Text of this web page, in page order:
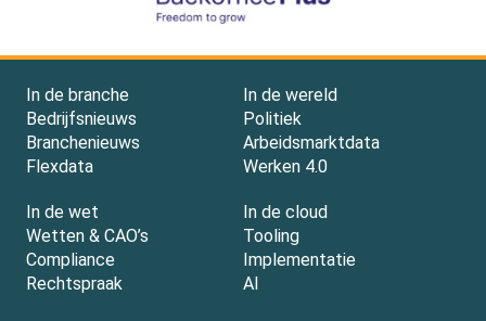
In de branche
Bedrijfsnieuws
Branchenieuws
Flexdata
In de wereld
Politiek
Arbeidsmarktdata
Werken 4.0
In de wet
Wetten & CAO’s
Compliance
Rechtspraak
In de cloud
Tooling
Implementatie
AI